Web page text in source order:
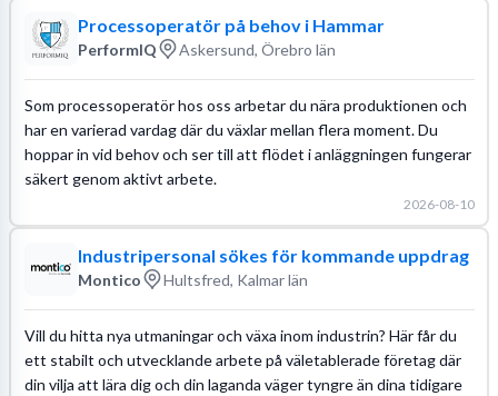
Processoperatör på behov i Hammar
PerformIQ Askersund, Örebro län
Som processoperatör hos oss arbetar du nära produktionen och
har en varierad vardag där du växlar mellan flera moment. Du
hoppar in vid behov och ser till att flödet i anläggningen fungerar
säkert genom aktivt arbete.
2026-08-10
Industripersonal sökes för kommande uppdrag
Montico Hultsfred, Kalmar län
Vill du hitta nya utmaningar och växa inom industrin? Här får du
ett stabilt och utvecklande arbete på väletablerade företag där
din vilja att lära dig och din laganda väger tyngre än dina tidigare